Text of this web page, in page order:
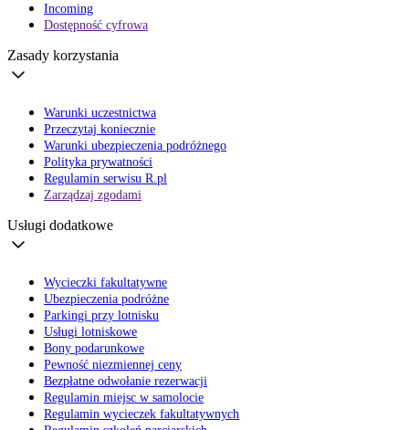
Incoming
Dostępność cyfrowa
Zasady korzystania
Warunki uczestnictwa
Przeczytaj koniecznie
Warunki ubezpieczenia podróżnego
Polityka prywatności
Regulamin serwisu R.pl
Zarządzaj zgodami
Usługi dodatkowe
Wycieczki fakultatywne
Ubezpieczenia podróżne
Parkingi przy lotnisku
Usługi lotniskowe
Bony podarunkowe
Pewność niezmiennej ceny
Bezpłatne odwołanie rezerwacji
Regulamin miejsc w samolocie
Regulamin wycieczek fakultatywnych